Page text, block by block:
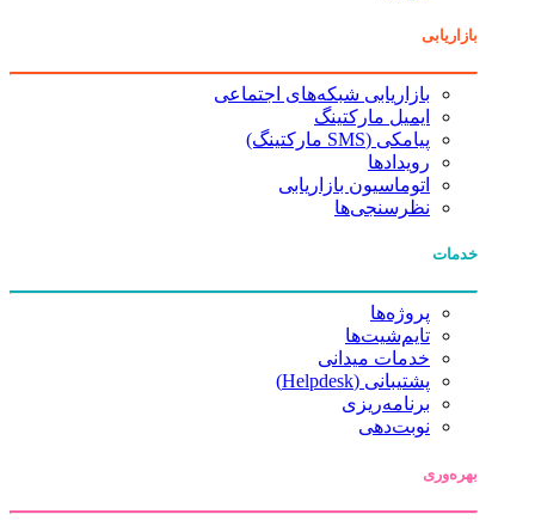
بازاریابی
بازاریابی شبکه‌های اجتماعی
ایمیل مارکتینگ
پیامکی (SMS مارکتینگ)
رویدادها
اتوماسیون بازاریابی
نظرسنجی‌ها
خدمات
پروژه‌ها
تایم‌شیت‌ها
خدمات میدانی
پشتیبانی (Helpdesk)
برنامه‌ریزی
نوبت‌دهی
بهره‌وری